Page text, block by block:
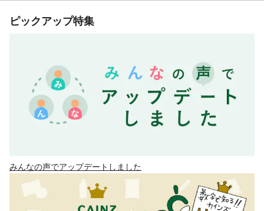
ピックアップ特集
みんなの声でアップデートしました